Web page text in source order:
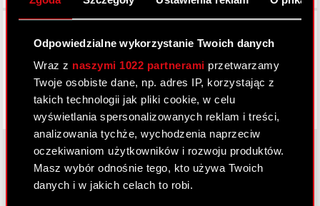
Odpowiedzialne wykorzystanie Twoich danych
Wraz z naszymi 1022 partnerami przetwarzamy
Twoje osobiste dane, np. adres IP, korzystając z
takich technologii jak pliki cookie, w celu
wyświetlania spersonalizowanych reklam i treści,
analizowania tychże, wychodzenia naprzeciw
oczekiwaniom użytkowników i rozwoju produktów.
Masz wybór odnośnie tego, kto używa Twoich
danych i w jakich celach to robi.
Facebook
O CD PROJEKT